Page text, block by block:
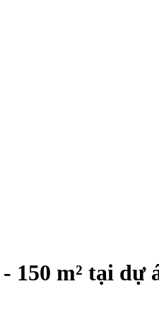
150 m² tại